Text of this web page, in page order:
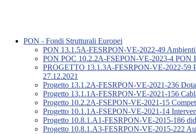
PON - Fondi Strutturali Europei
PON 13.1.5A-FESRPON-VE-2022-49
PON POC 10.2.2A-FSEPON-VE-2023-4 PON
PROGETTO 13.1.3A-FESRPON-VE-2022-
27.12.2021
Progetto 13.1.2A-FESRPON-VE-2021-236
Progetto 13.1.1A-FESRPON-VE-2021-156
Progetto 10.2.2A-FSEPON-VE-2021-15
Progetto 10.1.1A-FSEPON-VE-2021-14
Progetto 10.8.1.A1-FESRPON-VE-2015-186
Progetto 10.8.1.A3-FESRPON-VE-2015-222